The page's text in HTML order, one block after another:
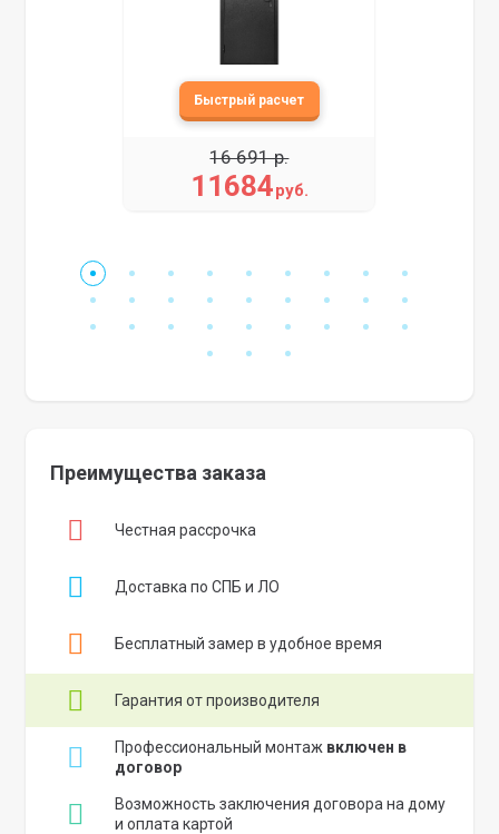
11684руб.
16 691 р.
Преимущества заказа
Честная рассрочка
Доставка по СПБ и ЛО
Бесплатный замер в удобное время
Гарантия от производителя
Профессиональный монтаж включен в
договор
Возможность заключения договора на дому
и оплата картой